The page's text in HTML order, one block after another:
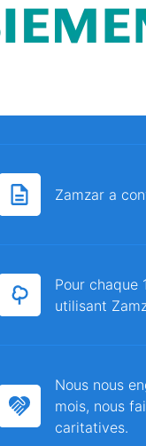
Zamzar a
Pour chaque
utilisant
Nous nous
mois, nous
caritatives.